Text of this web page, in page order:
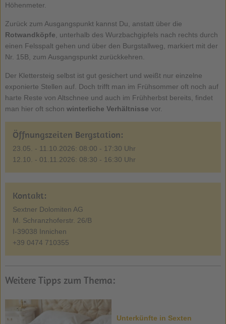
Höhenmeter.
Zurück zum Ausgangspunkt kannst Du, anstatt über die
Rotwandköpfe , unterhalb des Wurzbachgipfels nach rechts durch
einen Felsspalt gehen und über den Burgstallweg, markiert mit der
Nr. 15B, zum Ausgangspunkt zurückkehren.
Der Klettersteig selbst ist gut gesichert und weißt nur einzelne
exponierte Stellen auf. Doch trifft man im Frühsommer oft noch auf
harte Reste von Altschnee und auch im Frühherbst bereits, findet
man hier oft schon winterliche Verhältnisse vor.
Öffnungszeiten Bergstation:
23.05. - 11.10.2026: 08:00 - 17:30 Uhr
12.10. - 01.11.2026: 08:30 - 16:30 Uhr
Kontakt:
Sextner Dolomiten AG
M. Schranzhoferstr. 26/B
I-39038 Innichen
+39 0474 710355
Weitere Tipps zum Thema:
Unterkünfte in Sexten